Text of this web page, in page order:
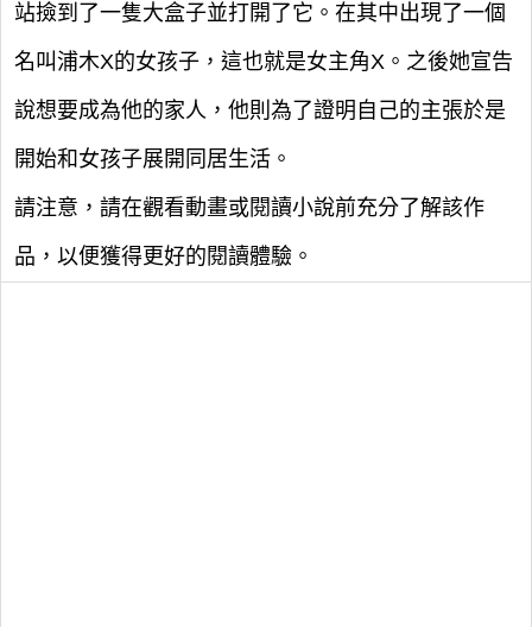
站撿到了一隻大盒子並打開了它。在其中出現了一個
名叫浦木X的女孩子，這也就是女主角X。之後她宣告
說想要成為他的家人，他則為了證明自己的主張於是
開始和女孩子展開同居生活。
請注意，請在觀看動畫或閱讀小說前充分了解該作
品，以便獲得更好的閱讀體驗。